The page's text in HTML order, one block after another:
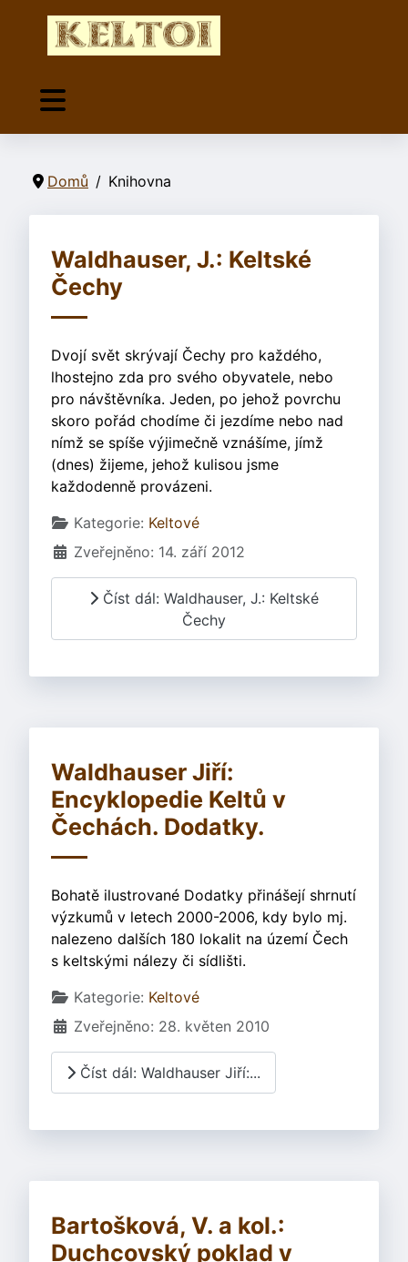
Domů Knihovna
Waldhauser, J.: Keltské
Čechy
Dvojí svět skrývají Čechy pro každého,
lhostejno zda pro svého obyvatele, nebo
pro návštěvníka. Jeden, po jehož povrchu
skoro pořád chodíme či jezdíme nebo nad
nímž se spíše výjimečně vznášíme, jímž
(dnes) žijeme, jehož kulisou jsme
každodenně provázeni.
Základní údaje
Kategorie: Keltové
Zveřejněno: 14. září 2012
Číst dál: Waldhauser, J.: Keltské
Čechy
Waldhauser Jiří:
Encyklopedie Keltů v
Čechách. Dodatky.
Bohatě ilustrované Dodatky přinášejí shrnutí
výzkumů v letech 2000-2006, kdy bylo mj.
nalezeno dalších 180 lokalit na území Čech
s keltskými nálezy či sídlišti.
Základní údaje
Kategorie: Keltové
Zveřejněno: 28. květen 2010
Číst dál: Waldhauser Jiří:...
Bartošková, V. a kol.:
Duchcovský poklad v